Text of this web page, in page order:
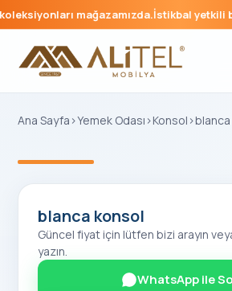
mağazamızda.İstikbal yetkili
Ana Sayfa ›Yemek Odası ›Konsol ›
blanca konsol
Güncel fiyat için lütfen bizi arayın
yazın.
WhatsApp ile